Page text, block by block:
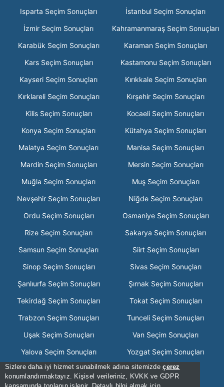
Sizlere daha iyi hizmet sunabilmek adına sitemizdeçerez
konumlandırmaktayız. Kişisel verileriniz, KVKK ve GDPR
Isparta Seçim Sonuçları
İstanbul Seçim Sonuçları
İzmir Seçim Sonuçları
Kahramanmaraş Seçim Sonuçları
Karabük Seçim Sonuçları
Karaman Seçim Sonuçları
Kars Seçim Sonuçları
Kastamonu Seçim Sonuçları
Kayseri Seçim Sonuçları
Kırıkkale Seçim Sonuçları
Kırklareli Seçim Sonuçları
Kırşehir Seçim Sonuçları
Kilis Seçim Sonuçları
Kocaeli Seçim Sonuçları
Konya Seçim Sonuçları
Kütahya Seçim Sonuçları
Malatya Seçim Sonuçları
Manisa Seçim Sonuçları
Mardin Seçim Sonuçları
Mersin Seçim Sonuçları
Muğla Seçim Sonuçları
Muş Seçim Sonuçları
Nevşehir Seçim Sonuçları
Niğde Seçim Sonuçları
Ordu Seçim Sonuçları
Osmaniye Seçim Sonuçları
Rize Seçim Sonuçları
Sakarya Seçim Sonuçları
Samsun Seçim Sonuçları
Siirt Seçim Sonuçları
Sinop Seçim Sonuçları
Sivas Seçim Sonuçları
Şanlıurfa Seçim Sonuçları
Şırnak Seçim Sonuçları
Tekirdağ Seçim Sonuçları
Tokat Seçim Sonuçları
Trabzon Seçim Sonuçları
Tunceli Seçim Sonuçları
Uşak Seçim Sonuçları
Van Seçim Sonuçları
Yalova Seçim Sonuçları
Yozgat Seçim Sonuçları
Zonguldak Seçim Sonuçları